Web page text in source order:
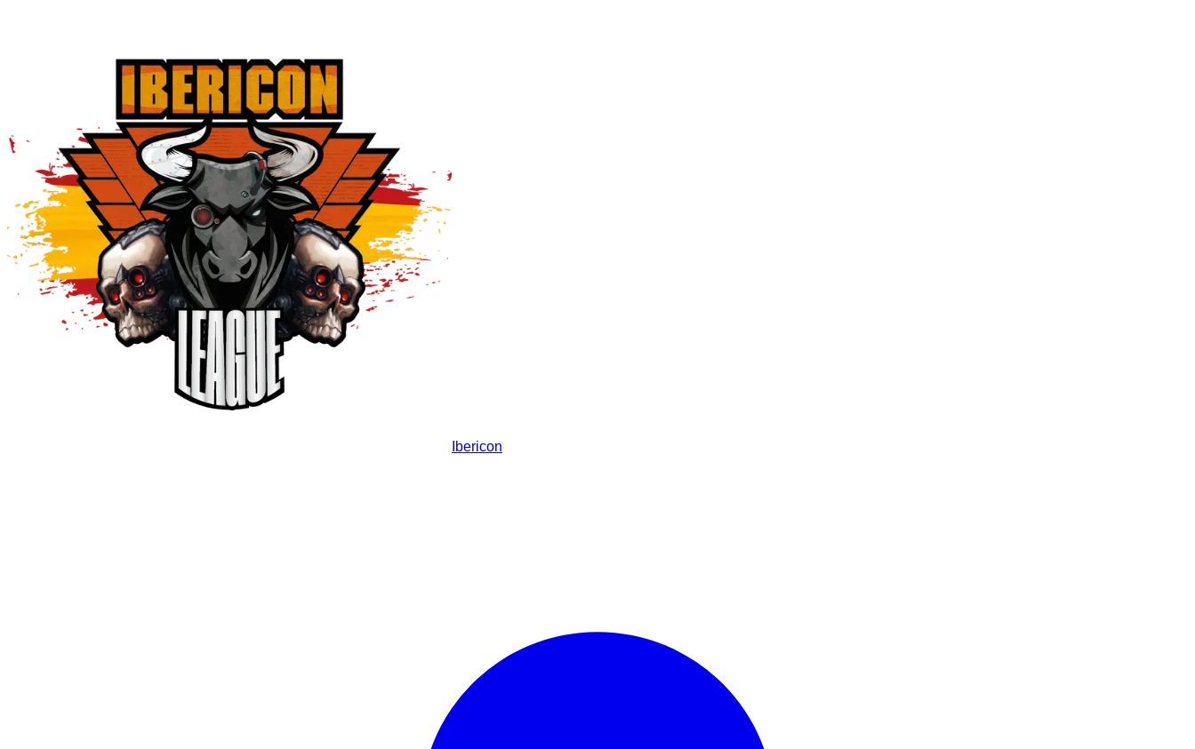
Ibericon